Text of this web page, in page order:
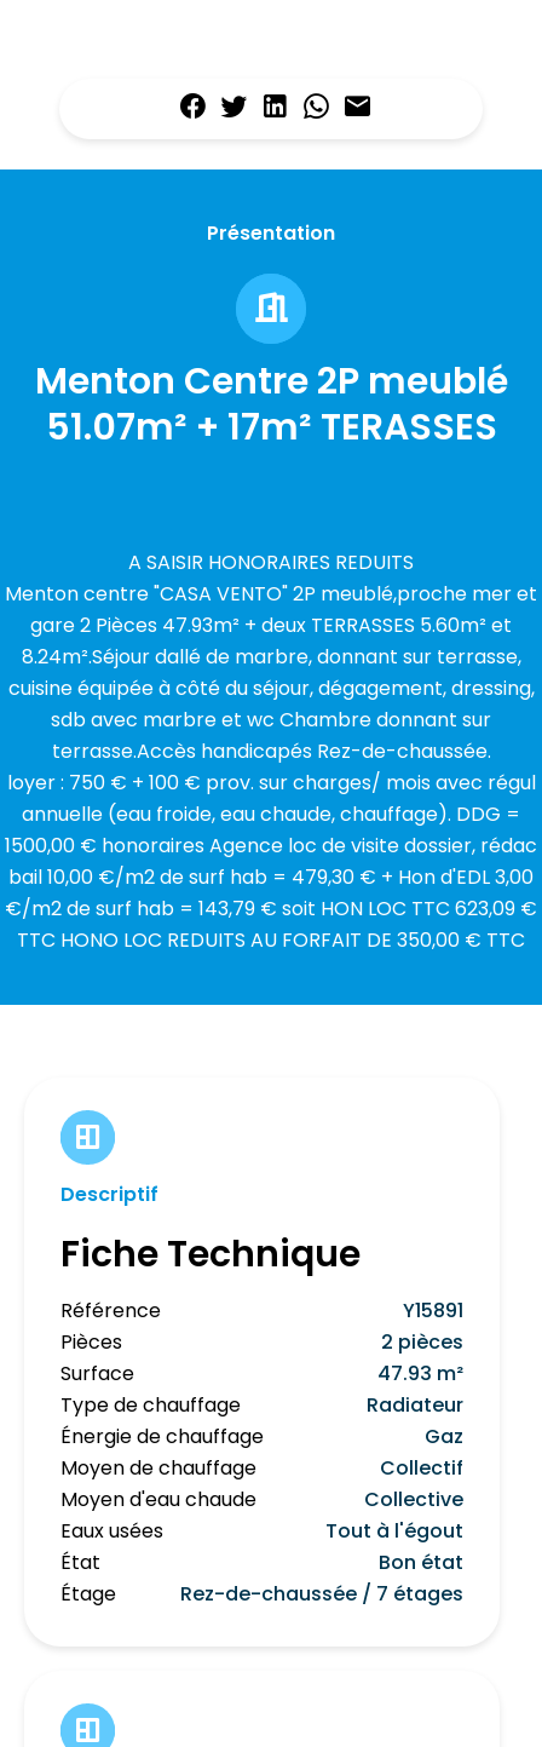
Présentation
Menton Centre 2P meublé
51.07m² + 17m² TERASSES
A SAISIR HONORAIRES REDUITS
Menton centre "CASA VENTO" 2P meublé,proche mer et
gare 2 Pièces 47.93m² + deux TERRASSES 5.60m² et
8.24m².Séjour dallé de marbre, donnant sur terrasse,
cuisine équipée à côté du séjour, dégagement, dressing,
sdb avec marbre et wc Chambre donnant sur
terrasse.Accès handicapés Rez-de-chaussée.
loyer : 750 € + 100 € prov. sur charges/ mois avec régul
annuelle (eau froide, eau chaude, chauffage). DDG =
1500,00 € honoraires Agence loc de visite dossier, rédac
bail 10,00 €/m2 de surf hab = 479,30 € + Hon d'EDL 3,00
€/m2 de surf hab = 143,79 € soit HON LOC TTC 623,09 €
TTC HONO LOC REDUITS AU FORFAIT DE 350,00 € TTC
Descriptif
Fiche Technique
Référence
Y15891
Pièces
2 pièces
Surface
47.93 m²
Type de chauffage
Radiateur
Énergie de chauffage
Gaz
Moyen de chauffage
Collectif
Moyen d'eau chaude
Collective
Eaux usées
Tout à l'égout
État
Bon état
Étage
Rez-de-chaussée / 7 étages